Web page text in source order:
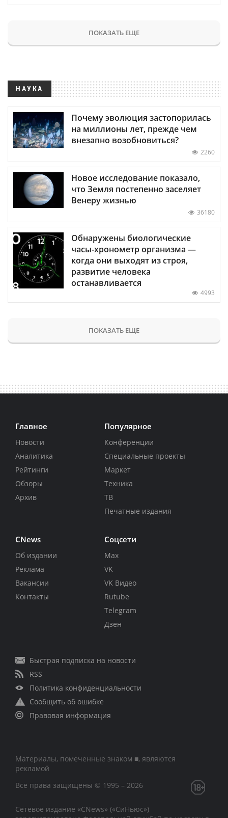
ПОКАЗАТЬ ЕЩЕ
НАУКА
Почему эволюция застопорилась
на миллионы лет, прежде чем
внезапно возобновиться?
2260
Новое исследование показало,
что Земля постепенно заселяет
Венеру жизнью
36180
Обнаружены биологические
часы-хронометр организма —
когда они выходят из строя,
развитие человека
останавливается
4993
ПОКАЗАТЬ ЕЩЕ
Главное
Новости
Аналитика
Рейтинги
Обзоры
Архив
Популярное
Конференции
Специальные проекты
Маркет
Техника
ТВ
Печатные издания
CNews
Об издании
Реклама
Вакансии
Контакты
Соцсети
Max
VK
VK Видео
Rutube
Telegram
Дзен
Быстрая подписка на новости
RSS
Политика конфиденциальности
Сообщить об ошибке
Правовая информация
Материалы, помеченные знаком ■, являются
рекламой
Все права защищены © 1995 – 2026
Сетевое издание «CNews» («СиНьюс»)